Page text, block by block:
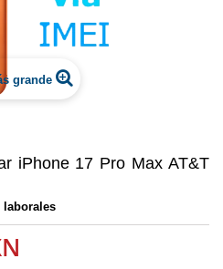
grande
iPhone 17 Pro Max AT&T
laborales